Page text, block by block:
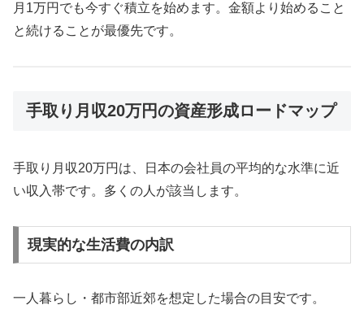
月1万円でも今すぐ積立を始めます。金額より始めること
と続けることが最優先です。
手取り月収20万円の資産形成ロードマップ
手取り月収20万円は、日本の会社員の平均的な水準に近
い収入帯です。多くの人が該当します。
現実的な生活費の内訳
一人暮らし・都市部近郊を想定した場合の目安です。